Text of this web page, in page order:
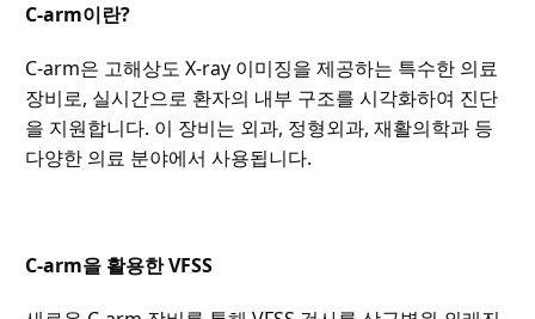
C-arm이란?
C-arm은 고해상도 X-ray 이미징을 제공하는 특수한 의료
장비로, 실시간으로 환자의 내부 구조를 시각화하여 진단
을 지원합니다. 이 장비는 외과, 정형외과, 재활의학과 등
다양한 의료 분야에서 사용됩니다.
C-arm을 활용한 VFSS